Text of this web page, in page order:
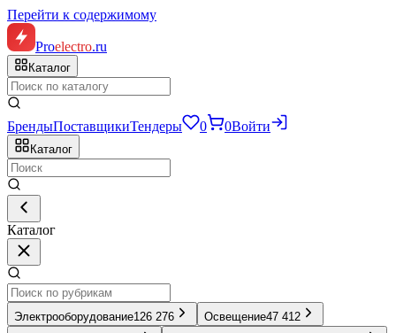
Перейти к содержимому
Proelectro.ru
Каталог
БрендыПоставщикиТендеры 0 0Войти
Каталог
Каталог
Электрооборудование126 276 Освещение47 412